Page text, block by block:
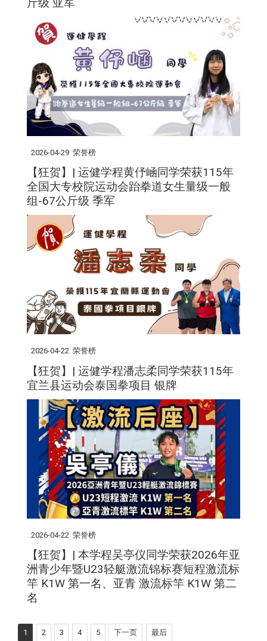
2026-04-29 荣誉榜
【狂贺】| 运健学程黄伃崡同学荣获115年
全国大专校院运动会跆拳道女生量级一般
组-67公斤级 季军
2026-04-22 荣誉榜
【狂贺】| 运健学程潘志柔同学荣获115年
宜兰县运动会泰国拳项目 银牌
2026-04-22 荣誉榜
【狂贺】| 本学程吴亭仪同学荣获2026年亚
洲青少年暨U23轻艇激流锦标赛短程激流标
竿 K1W 第一名、亚青 激流标竿 K1W 第二
名
1 2 3 4 5 下一页 最后